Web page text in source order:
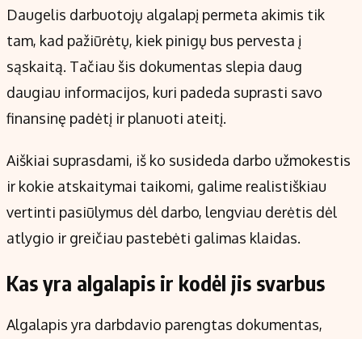
Privatumo politika
Turinio žymėjimo taisyklės
Kontaktai
Regionų naujienos
Indėlių palūkanos
Daugelis darbuotojų algalapį permeta akimis tik
tam, kad pažiūrėtų, kiek pinigų bus pervesta į
sąskaitą. Tačiau šis dokumentas slepia daug
daugiau informacijos, kuri padeda suprasti savo
finansinę padėtį ir planuoti ateitį.
Aiškiai suprasdami, iš ko susideda darbo užmokestis
ir kokie atskaitymai taikomi, galime realistiškiau
vertinti pasiūlymus dėl darbo, lengviau derėtis dėl
atlygio ir greičiau pastebėti galimas klaidas.
Kas yra algalapis ir kodėl jis svarbus
Algalapis yra darbdavio parengtas dokumentas,